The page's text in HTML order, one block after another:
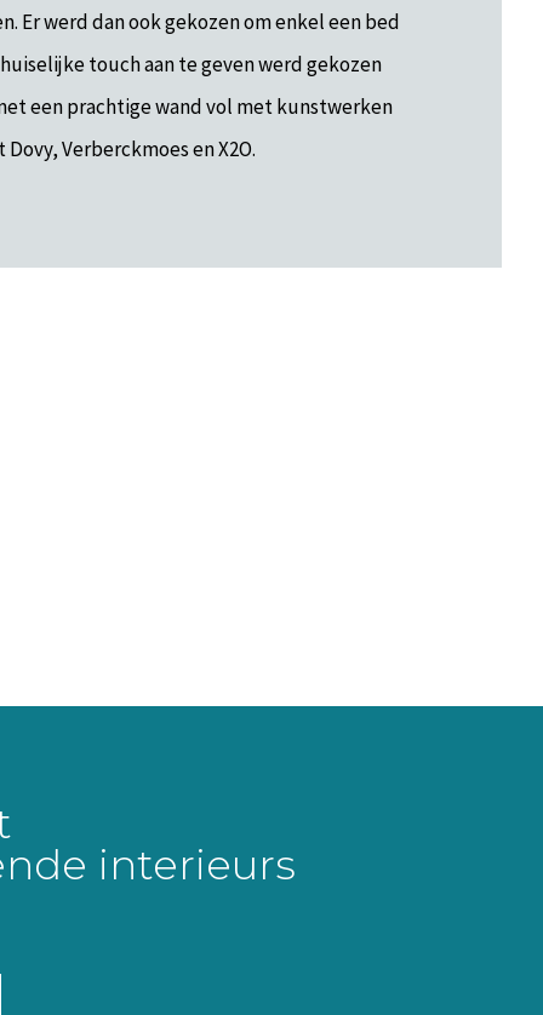
Er werd dan ook gekozen om enkel een bed
touch aan te geven werd gekozen
een prachtige wand vol met kunstwerken
Verberckmoes en X2O.
interieurs